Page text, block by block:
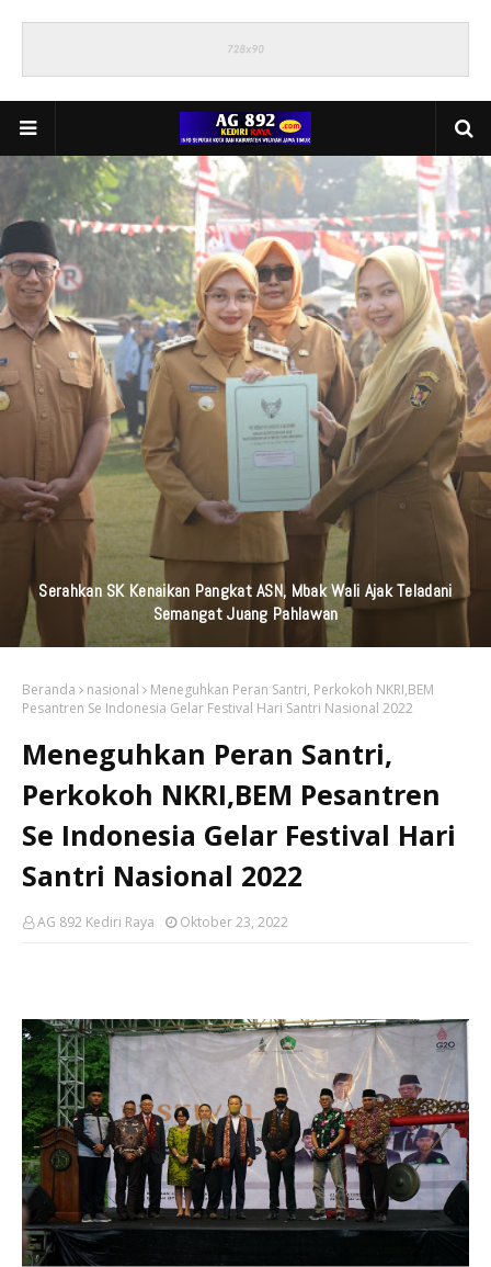
KAI Daop 7 Madiun Kembali Salurkan Bantuan TJSL Senilai
Ratusan Juta Untuk Infrastruktur, Pendidikan, Pelestarian
Budaya, Dan Disabilitas
Beranda nasional
Meneguhkan Peran Santri, Perkokoh NKRI,BEM
Pesantren Se Indonesia Gelar Festival Hari Santri Nasional 2022
Meneguhkan Peran Santri,
Perkokoh NKRI,BEM Pesantren
Se Indonesia Gelar Festival Hari
Santri Nasional 2022
AG 892 Kediri Raya Oktober 23, 2022